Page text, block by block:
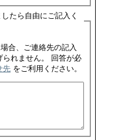
たら自由にご記入く
合、ご連絡先の記入
先 をご利用ください。